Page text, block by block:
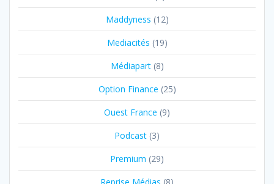
Maddyness (12)
Mediacités (19)
Médiapart(8)
Option Finance (25)
Ouest France (9)
Podcast (3)
Premium (29)
Reprise Médias (8)